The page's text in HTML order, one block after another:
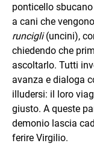
ponticello
a cani che
runcigli(uncini),
chiedendo che
ascoltarlo. Tutti
avanza e dialoga
illudersi: il loro
giusto. A queste
demonio lascia
ferire Virgilio.